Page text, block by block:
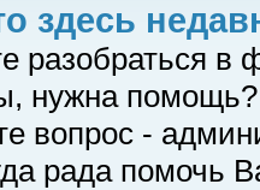
здесь
разобраться в
нужна помощь?
вопрос -
рада помочь